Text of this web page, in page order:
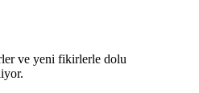
ve yeni fikirlerle dolu